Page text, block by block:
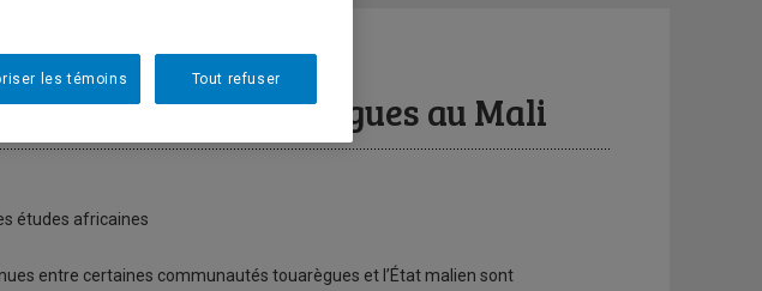
rébellions touarègues au Mali
études africaines
entre certaines communautés touarègues et l’État malien sont
Tout refuser
les témoins